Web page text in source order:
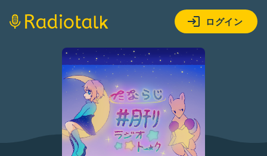
ログイン